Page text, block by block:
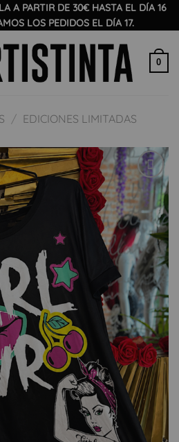
A PARTIR DE 30€ HASTA EL DÍA 16
LOS PEDIDOS EL DÍA 17.
0
/ EDICIONES LIMITADAS
Añadir
a la
lista
de
deseos